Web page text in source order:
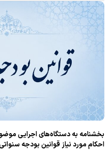
احکام مورد نیاز قوانین بودجه